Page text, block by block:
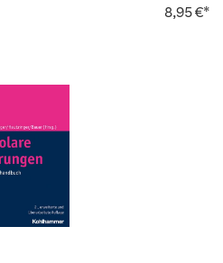
8,95 €*